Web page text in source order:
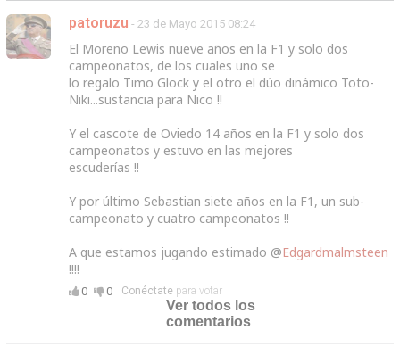
patoruzu - 23 de Mayo 2015 08:24
El Moreno Lewis nueve años en la F1 y solo dos
campeonatos, de los cuales uno se
lo regalo Timo Glock y el otro el dúo dinámico Toto-
Niki...sustancia para Nico !!
Y el cascote de Oviedo 14 años en la F1 y solo dos
campeonatos y estuvo en las mejores
escuderías !!
Y por último Sebastian siete años en la F1, un sub-
campeonato y cuatro campeonatos !!
A que estamos jugando estimado @Edgardmalmsteen
!!!!
0 0 Conéctatepara votar
Ver todos los
comentarios